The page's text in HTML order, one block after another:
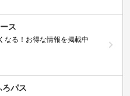
ス
なる！お得な情報を掲載中
ろパス